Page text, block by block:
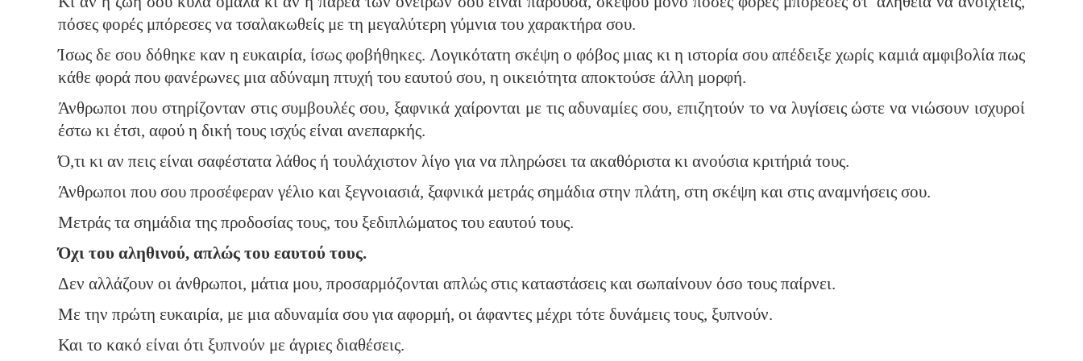
πόσες φορές μπόρεσες να τσαλακωθείς με τη μεγαλύτερη γύμνια του χαρακτήρα σου.
Ίσως δε σου δόθηκε καν η ευκαιρία, ίσως φοβήθηκες. Λογικότατη σκέψη ο φόβος μιας κι η ιστορία σου απέδειξε χωρίς καμιά αμφιβολία πως
κάθε φορά που φανέρωνες μια αδύναμη πτυχή του εαυτού σου, η οικειότητα αποκτούσε άλλη μορφή.
Άνθρωποι που στηρίζονταν στις συμβουλές σου, ξαφνικά χαίρονται με τις αδυναμίες σου, επιζητούν το να λυγίσεις ώστε να νιώσουν ισχυροί
έστω κι έτσι, αφού η δική τους ισχύς είναι ανεπαρκής.
Ό,τι κι αν πεις είναι σαφέστατα λάθος ή τουλάχιστον λίγο για να πληρώσει τα ακαθόριστα κι ανούσια κριτήριά τους.
Άνθρωποι που σου προσέφεραν γέλιο και ξεγνοιασιά, ξαφνικά μετράς σημάδια στην πλάτη, στη σκέψη και στις αναμνήσεις σου.
Μετράς τα σημάδια της προδοσίας τους, του ξεδιπλώματος του εαυτού τους.
Όχι του αληθινού, απλώς του εαυτού τους.
Δεν αλλάζουν οι άνθρωποι, μάτια μου, προσαρμόζονται απλώς στις καταστάσεις και σωπαίνουν όσο τους παίρνει.
Με την πρώτη ευκαιρία, με μια αδυναμία σου για αφορμή, οι άφαντες μέχρι τότε δυνάμεις τους, ξυπνούν.
Και το κακό είναι ότι ξυπνούν με άγριες διαθέσεις.